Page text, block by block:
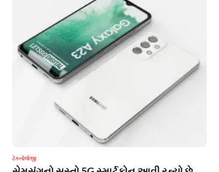
ટેકનોલોજી